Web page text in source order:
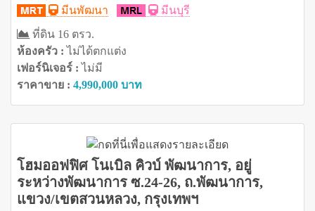
มีนพัฒนา
มีนบุรี
ที่ดิน 16 ตรว.
ห้องครัว :ไม่ได้ตกแต่ง
เฟอร์นิเจอร์ :ไม่มี
ราคาขาย : 4,990,000 บาท
โฮมออฟฟิศ โนเบิล คิวบ์ พัฒนาการ, อยู่
ระหว่างพัฒนาการ ซ.24-26, ถ.พัฒนาการ,
แขวง/เขตสวนหลวง, กรุงเทพฯ